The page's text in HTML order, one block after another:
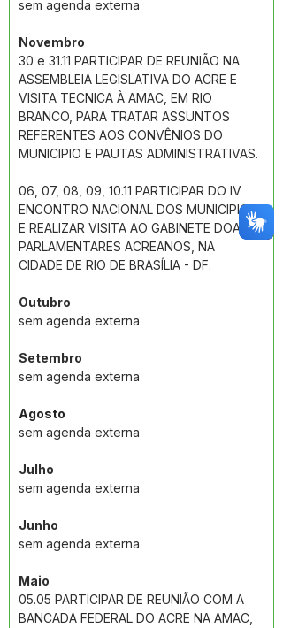
sem agenda externa
Novembro
30 e 31.11 PARTICIPAR DE REUNIÃO NA
ASSEMBLEIA LEGISLATIVA DO ACRE E
VISITA TECNICA À AMAC, EM RIO
BRANCO, PARA TRATAR ASSUNTOS
REFERENTES AOS CONVÊNIOS DO
MUNICIPIO E PAUTAS ADMINISTRATIVAS.
06, 07, 08, 09, 10.11 PARTICIPAR DO IV
ENCONTRO NACIONAL DOS MUNICIPIOS
E REALIZAR VISITA AO GABINETE DOA
PARLAMENTARES ACREANOS, NA
CIDADE DE RIO DE BRASÍLIA - DF.
Outubro
sem agenda externa
Setembro
sem agenda externa
Agosto
sem agenda externa
Julho
sem agenda externa
Junho
sem agenda externa
Maio
05.05 PARTICIPAR DE REUNIÃO COM A
BANCADA FEDERAL DO ACRE NA AMAC,